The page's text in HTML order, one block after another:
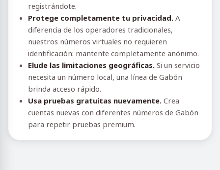
registrándote.
Protege completamente tu privacidad. A
diferencia de los operadores tradicionales,
nuestros números virtuales no requieren
identificación: mantente completamente anónimo.
Elude las limitaciones geográficas. Si un servicio
necesita un número local, una línea de Gabón
brinda acceso rápido.
Usa pruebas gratuitas nuevamente. Crea
cuentas nuevas con diferentes números de Gabón
para repetir pruebas premium.